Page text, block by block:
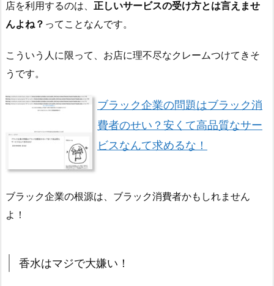
店を利用するのは、 正しいサービスの受け方とは言えませ
んよね？ ってことなんです。
こういう人に限って、お店に理不尽なクレームつけてきそ
うです。
ブラック企業の問題はブラック消
費者のせい？安くて高品質なサー
ビスなんて求めるな！
ブラック企業の根源は、ブラック消費者かもしれません
よ！
香水はマジで大嫌い！